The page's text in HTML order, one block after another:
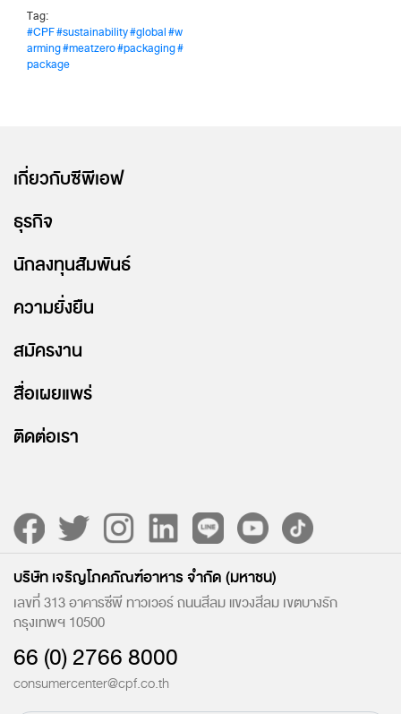
Tag:
#CPF#sustainability#global#w
arming#meatzero#packaging#
package
เกี่ยวกับซีพีเอฟ
ธุรกิจ
นักลงทุนสัมพันธ์
ความยั่งยืน
สมัครงาน
สื่อเผยแพร่
ติดต่อเรา
บริษัท เจริญโภคภัณฑ์อาหาร จำกัด (มหาชน)
เลขที่ 313 อาคารซีพี ทาวเวอร์ ถนนสีลม แขวงสีลม เขตบางรัก
กรุงเทพฯ 10500
66 (0) 2766 8000
consumercenter@cpf.co.th